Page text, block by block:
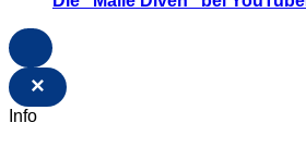
×
Info